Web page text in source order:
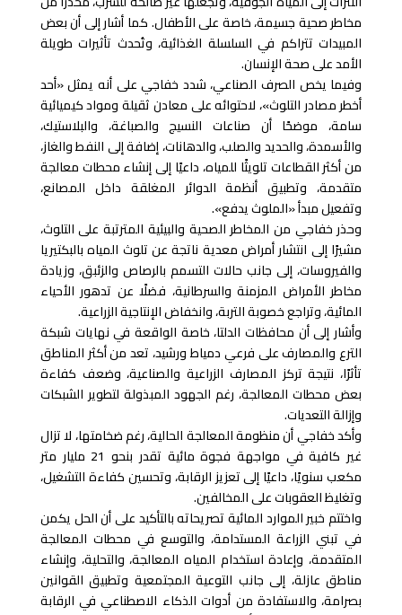
مخاطر صحية جسيمة، خاصة على الأطفال. كما أشار إلى أن بعض
المبيدات تتراكم في السلسلة الغذائية، وتُحدث تأثيرات طويلة
الأمد على صحة الإنسان.
وفيما يخص الصرف الصناعي، شدد خفاجي على أنه يمثل «أحد
أخطر مصادر التلوث»، لاحتوائه على معادن ثقيلة ومواد كيميائية
سامة، موضحًا أن صناعات النسيج والصباغة، والبلاستيك،
والأسمدة، والحديد والصلب، والدهانات، إضافة إلى النفط والغاز،
من أكثر القطاعات تلويثًا للمياه، داعيًا إلى إنشاء محطات معالجة
متقدمة، وتطبيق أنظمة الدوائر المغلقة داخل المصانع،
وتفعيل مبدأ «الملوث يدفع».
وحذر خفاجي من المخاطر الصحية والبيئية المترتبة على التلوث،
مشيرًا إلى انتشار أمراض معدية ناتجة عن تلوث المياه بالبكتيريا
والفيروسات، إلى جانب حالات التسمم بالرصاص والزئبق، وزيادة
مخاطر الأمراض المزمنة والسرطانية، فضلًا عن تدهور الأحياء
المائية، وتراجع خصوبة التربة، وانخفاض الإنتاجية الزراعية.
وأشار إلى أن محافظات الدلتا، خاصة الواقعة في نهايات شبكة
الترع والمصارف على فرعي دمياط ورشيد، تعد من أكثر المناطق
تأثرًا، نتيجة تركز المصارف الزراعية والصناعية، وضعف كفاءة
بعض محطات المعالجة، رغم الجهود المبذولة لتطوير الشبكات
وإزالة التعديات.
وأكد خفاجي أن منظومة المعالجة الحالية، رغم ضخامتها، لا تزال
غير كافية في مواجهة فجوة مائية تقدر بنحو 21 مليار متر
مكعب سنويًا، داعيًا إلى تعزيز الرقابة، وتحسين كفاءة التشغيل،
وتغليظ العقوبات على المخالفين.
واختتم خبير الموارد المائية تصريحاته بالتأكيد على أن الحل يكمن
في تبني الزراعة المستدامة، والتوسع في محطات المعالجة
المتقدمة، وإعادة استخدام المياه المعالجة، والتحلية، وإنشاء
مناطق عازلة، إلى جانب التوعية المجتمعية وتطبيق القوانين
بصرامة، والاستفادة من أدوات الذكاء الاصطناعي في الرقابة